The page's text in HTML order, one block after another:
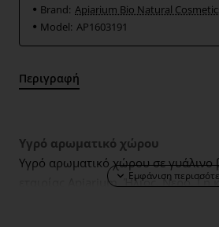
Brand: Apiarium Bio Natural
Model: AP1603191
Περιγραφή
Υγρό αρωματικό χώρου
Υγρό αρωματικό χώρου σε γυάλινο
εταιρίας Apiarium. Ήλιος, Νερό, Γη